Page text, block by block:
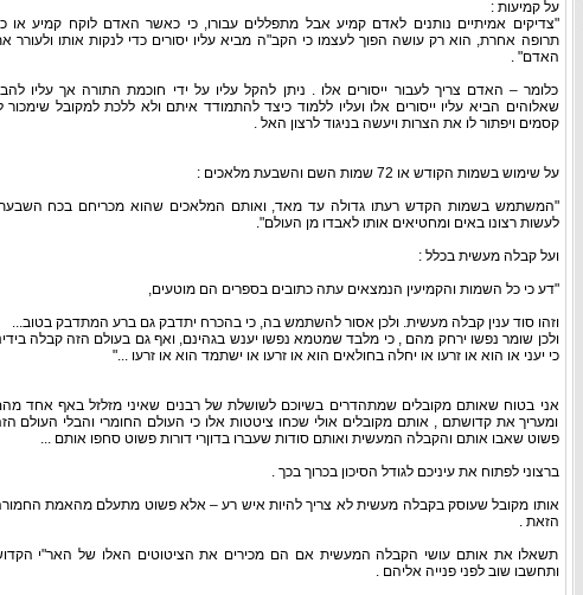
על קמיעות :
"צדיקים אמיתיים נותנים לאדם קמיע אבל מתפללים עבורו, כי כאשר האדם לוקח קמיע או
תרופה אחרת, הוא רק עושה הפוך לעצמו כי הקב"ה מביא עליו יסורים כדי לנקות אותו ולעורר
האדם" .
כלומר – האדם צריך לעבור ייסורים אלו . ניתן להקל עליו על ידי חוכמת התורה אך עליו
שאלוהים הביא עליו ייסורים אלו ועליו ללמוד כיצד להתמודד איתם ולא ללכת למקובל שימכור
קסמים ויפתור לו את הצרות ויעשה בניגוד לרצון האל .
על שימוש בשמות הקודש או 72 שמות השם והשבעת מלאכים :
"המשתמש בשמות הקדש רעתו גדולה עד מאד, ואותם המלאכים שהוא מכריחם בכח
לעשות רצונו באים ומחטיאים אותו לאבדו מן העולם".
ועל קבלה מעשית בכלל :
"דע כי כל השמות והקמיעין הנמצאים עתה כתובים בספרים הם מוטעים,
וזהו סוד ענין קבלה מעשית. ולכן אסור להשתמש בה, כי בהכרח יתדבק גם ברע המתדבק בטוב...
ולכן שומר נפשו ירחק מהם , כי מלבד שמטמא נפשו יענש בגהינם, ואף גם בעולם הזה קבלה
כי יעני או הוא או זרעו או יחלה בחולאים הוא או זרעו או ישתמד הוא או זרעו ..."
אני בטוח שאותם מקובלים שמתהדרים בשיוכם לשושלת של רבנים שאיני מזלזל באף אחד
ומעריך את קדושתם , אותם מקובלים אולי שכחו ציטטות אלו כי העולם החומרי והבלי העולם
פשוט שאבו אותם והקבלה המעשית ואותם סודות שעברו בדוןרי דורות פשוט סחפו אותם ...
ברצוני לפתוח את עיניכם לגודל הסיכון בכרוך בכך .
אותו מקובל שעוסק בקבלה מעשית לא צריך להיות איש רע – אלא פשוט מתעלם מהאמת
הזאת .
תשאלו את אותם עושי הקבלה המעשית אם הם מכירים את הציטוטים האלו של האר"י
ותחשבו שוב לפני פנייה אליהם .